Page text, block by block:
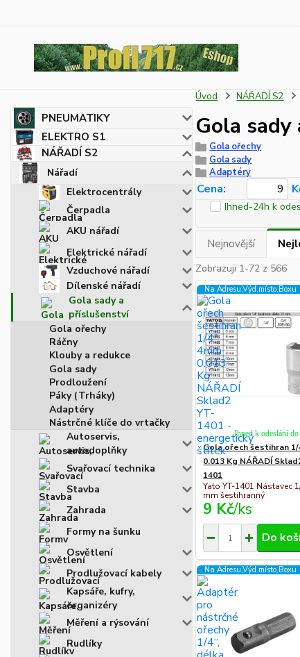
PNEUMATIKY
ELEKTRO S1
NÁŘADÍ S2
Nářadí
Elektrocentrály
Čerpadla
AKU nářadí
Elektrické nářadí
Vzduchové nářadí
Dílenské nářadí
Gola sady a
příslušenství
Gola ořechy
Ráčny
Klouby a redukce
Gola sady
Prodloužení
Páky (Trháky)
Adaptéry
Nástrčné klíče do vrtačky
Autoservis,
autodoplňky
Svařovací technika
Stavba
Zahrada
Formy na šunku
Osvětlení
Prodlužovací kabely
Kapsáře, kufry,
organizéry
Měření a rýsování
Rudlíky
Úvod NÁŘADÍ S2
Gola
Gola ořechy
Gola sady
Adaptéry
Cena:
Ihned-24h k
Nejnovější
Zobrazuji 1-72 z 566
Na Adresu,Výd.místo,Boxu
Gola ořech šestihran 1/
0.013 Kg NÁŘADÍ
1401
Yato YT-1401 Nástavec
mm šestihranný
9 Kč/ks
Ihned k odeslání
Do
Na Adresu,Výd.místo,Boxu